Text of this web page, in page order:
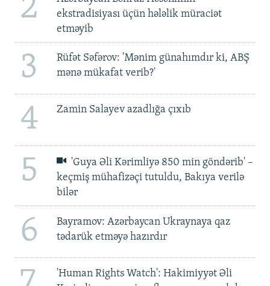
2
ekstradisiyası üçün hələlik müraciət
etməyib
3
Rüfət Səfərov: 'Mənim günahımdır ki, ABŞ
mənə mükafat verib?'
4 Zamin Salayev azadlığa çıxıb
5
'Guya Əli Kərimliyə 850 min göndərib' –
keçmiş mühafizəçi tutuldu, Bakıya verilə
bilər
6
Bayramov: Azərbaycan Ukraynaya qaz
tədarük etməyə hazırdır
'Human Rights Watch': Hakimiyyət Əli